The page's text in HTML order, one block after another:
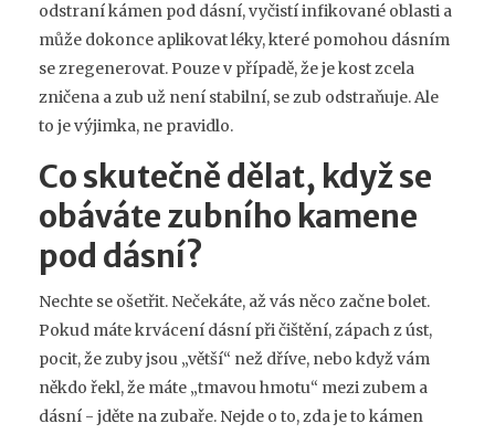
odstraní kámen pod dásní, vyčistí infikované oblasti a
může dokonce aplikovat léky, které pomohou dásním
se zregenerovat. Pouze v případě, že je kost zcela
zničena a zub už není stabilní, se zub odstraňuje. Ale
to je výjimka, ne pravidlo.
Co skutečně dělat, když se
obáváte zubního kamene
pod dásní?
Nechte se ošetřit. Nečekáte, až vás něco začne bolet.
Pokud máte krvácení dásní při čištění, zápach z úst,
pocit, že zuby jsou „větší“ než dříve, nebo když vám
někdo řekl, že máte „tmavou hmotu“ mezi zubem a
dásní - jděte na zubaře. Nejde o to, zda je to kámen